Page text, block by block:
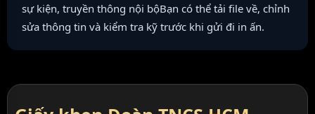
sự kiện, truyền thông nội bộBạn có thể tải file về, chỉnh
sửa thông tin và kiểm tra kỹ trước khi gửi đi in ấn.